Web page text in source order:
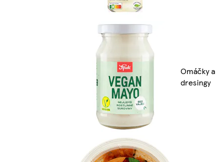
Omáčky a
dresingy